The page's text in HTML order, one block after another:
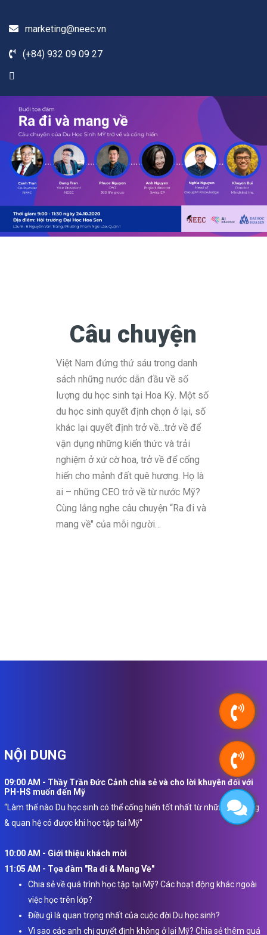
marketing@neec.vn
(+84) 932 09 09 27
Câu chuyện
Việt Nam đứng thứ sáu trong danh
sách những nước dẫn đầu về số
lượng du học sinh tại Hoa Kỳ. Một số
du học sinh quyết định chọn ở lại, số
khác lại quyết định trở về…trở về để
vận dụng những kiến thức và trải
nghiệm ở xứ cờ hoa, trở về để cống
hiến cho mảnh đất quê hương. Họ là
ai – những CEO trở về từ nước Mỹ?
Cùng lắng nghe câu chuyện “Ra đi và
mang về" của mỗi người…
NỘI DUNG
09:00 AM - Thầy Trần Đức Cảnh chia sẻ và cho lời khuyên đối với
PH-HS muốn đến Mỹ
“Làm thế nào Du học sinh có thể cống hiến tốt nhất từ những kỹ năng
& quan hệ có được khi học tập tại Mỹ"
10:00 AM - Giới thiệu khách mời
11:05 AM - Tọa đàm "Ra đi & Mang Về"
Chia sẻ về quá trình học tập tại Mỹ? Các hoạt động khác ngoài
việc học trên lớp?
Điều gì là quan trọng nhất của cuộc đời Du học sinh?
Vì sao các anh chị quyết định không ở lại Mỹ? Chia sẻ thêm quá